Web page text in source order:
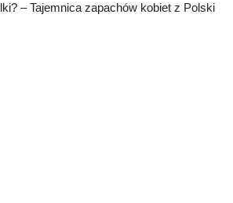
– Tajemnica zapachów kobiet z Polski